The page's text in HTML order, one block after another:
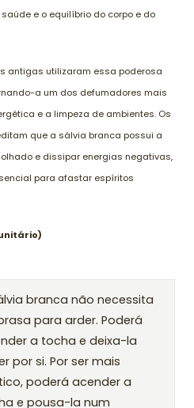
e o equilíbrio do corpo e do
antigas utilizaram essa poderosa
a um dos defumadores mais
e a limpeza de ambientes. Os
que a sálvia branca possui a
e dissipar energias negativas,
para afastar espíritos
unitário)
branca não necessita
para arder. Poderá
a tocha e deixa-la
por si. Por ser mais
poderá acender a
e pousa-la num